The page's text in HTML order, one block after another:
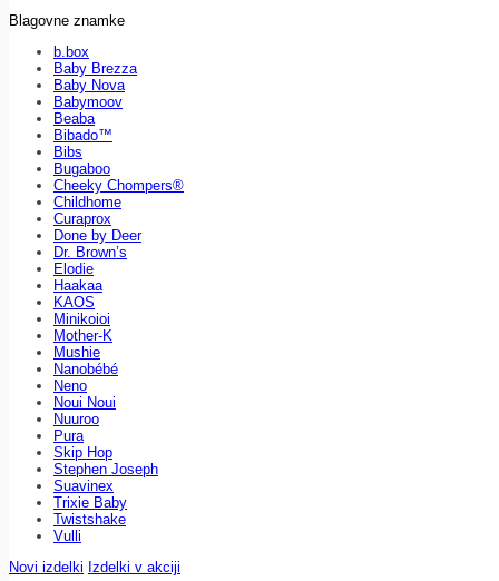
Blagovne znamke
b.box
Baby Brezza
Baby Nova
Babymoov
Beaba
Bibado™
Bibs
Bugaboo
Cheeky Chompers®
Childhome
Curaprox
Done by Deer
Dr. Brown’s
Elodie
Haakaa
KAOS
Minikoioi
Mother-K
Mushie
Nanobébé
Neno
Noui Noui
Nuuroo
Pura
Skip Hop
Stephen Joseph
Suavinex
Trixie Baby
Twistshake
Vulli
Novi izdelki Izdelki v akciji